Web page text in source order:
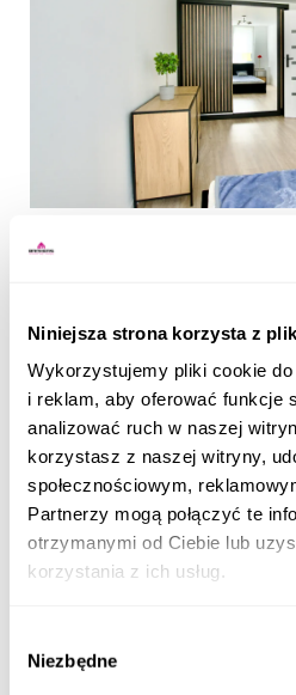
Niniejsza strona korzysta z
Wykorzystujemy pliki cookie
i reklam, aby oferować funkcje
analizować ruch w naszej
korzystasz z naszej witryny,
społecznościowym,
Partnerzy mogą połączyć te
otrzymanymi od Ciebie lub
korzystania z ich usług.
zgody
Niezbędne